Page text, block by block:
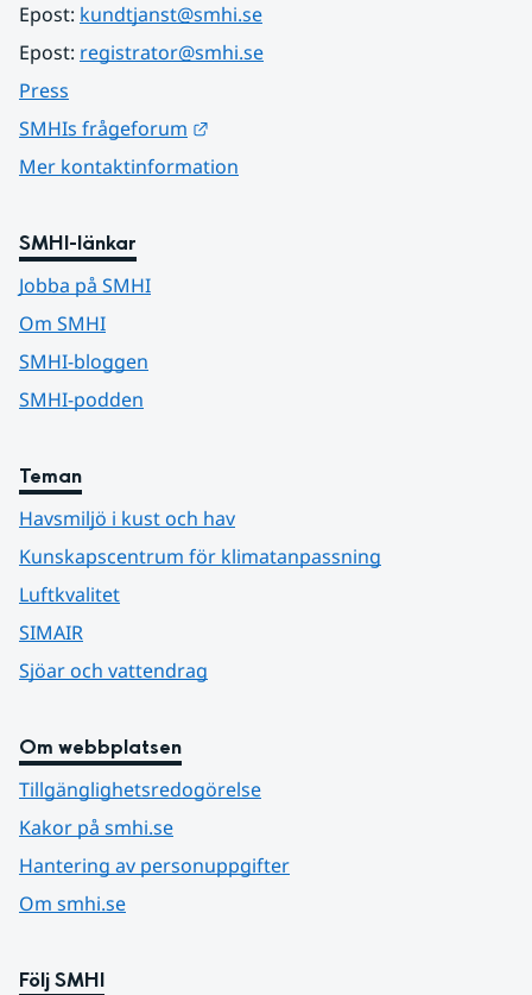
Epost: kundtjanst@smhi.se
Epost: registrator@smhi.se
Press
SMHIs frågeforum
Mer kontaktinformation
SMHI-länkar
Jobba på SMHI
Om SMHI
SMHI-bloggen
SMHI-podden
Teman
Havsmiljö i kust och hav
Kunskapscentrum för klimatanpassning
Luftkvalitet
SIMAIR
Sjöar och vattendrag
Om webbplatsen
Tillgänglighetsredogörelse
Kakor på smhi.se
Hantering av personuppgifter
Om smhi.se
Följ SMHI